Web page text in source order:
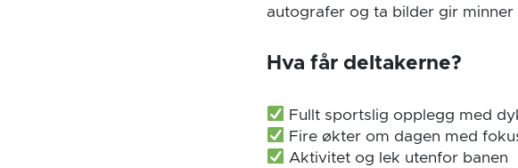
autografer og ta bilder gir minner
Hva får deltakerne?
Fullt sportslig opplegg med
Fire økter om dagen med
Aktivitet og lek utenfor banen